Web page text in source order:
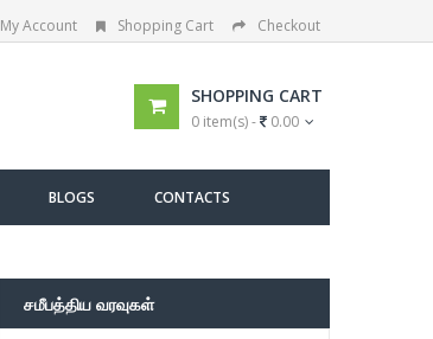
My Account Shopping Cart Checkout
SHOPPING CART
0 item(s) - 0.00
BLOGS CONTACTS
சமீபத்திய வரவுகள்